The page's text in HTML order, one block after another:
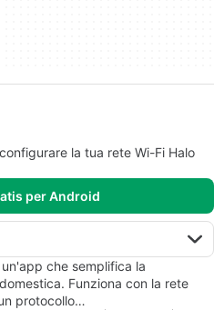
la tua rete Wi-Fi Halo
per Android
un'app che semplifica la
Funziona con la rete
protocollo…